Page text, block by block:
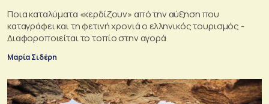
Ποια καταλύματα «κερδίζουν» από την αύξηση που
καταγράφει και τη φετινή χρονιά ο ελληνικός τουρισμός -
Διαφοροποιείται το τοπίο στην αγορά
Μαρία Σιδέρη